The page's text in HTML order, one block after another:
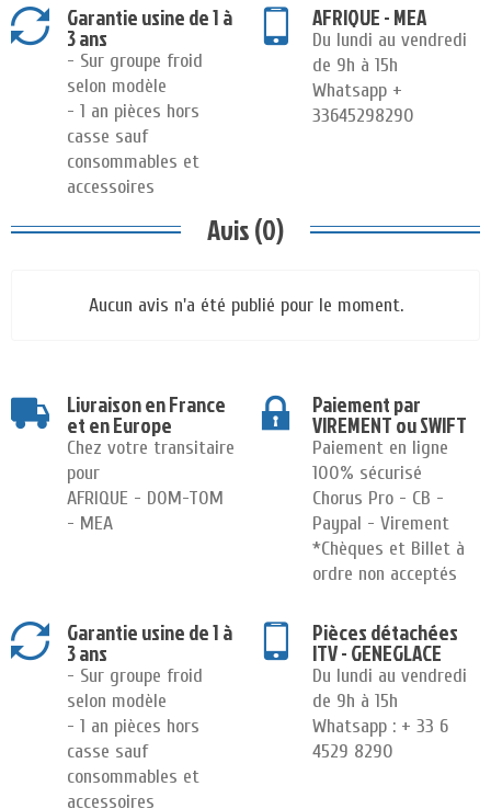
Garantie usine de 1 à
3 ans
- Sur groupe froid
selon modèle
- 1 an pièces hors
casse sauf
consommables et
accessoires
AFRIQUE - MEA
Du lundi au vendredi
de 9h à 15h
Whatsapp +
33645298290
Avis (0)
Aucun avis n'a été publié pour le moment.
Livraison en France
et en Europe
Chez votre transitaire
pour
AFRIQUE - DOM-TOM
- MEA
Paiement par
VIREMENT ou SWIFT
Paiement en ligne
100% sécurisé
Chorus Pro - CB -
Paypal - Virement
*Chèques et Billet à
ordre non acceptés
Garantie usine de 1 à
3 ans
- Sur groupe froid
selon modèle
- 1 an pièces hors
casse sauf
consommables et
accessoires
Pièces détachées
ITV - GENEGLACE
Du lundi au vendredi
de 9h à 15h
Whatsapp : + 33 6
4529 8290